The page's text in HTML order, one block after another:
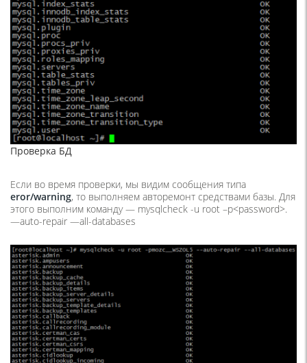
Проверка БД
Если во время проверки, мы видим сообщения типа
eror/warning, то выполняем авторемонт средствами базы. Для
этого выполним команду — mysqlcheck -u root –p<password>.
—auto-repair —all-databases